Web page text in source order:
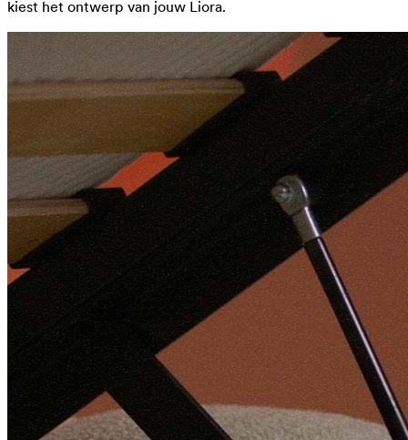
kiest het ontwerp van jouw Liora.